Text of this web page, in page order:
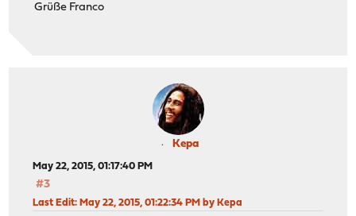
Grüße Franco
Kepa
May 22, 2015, 01:17:40 PM
#3
Last Edit: May 22, 2015, 01:22:34 PM by Kepa